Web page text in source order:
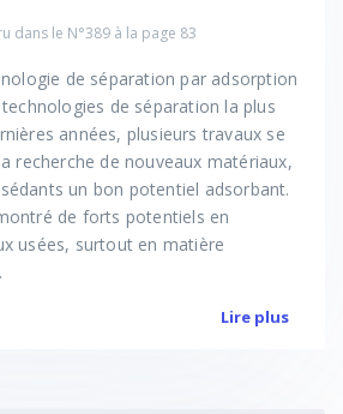
dans le N°389 à la page 83
de séparation par adsorption
de séparation la plus
années, plusieurs travaux se
recherche de nouveaux matériaux,
un bon potentiel adsorbant.
de forts potentiels en
usées, surtout en matière
Lire plus